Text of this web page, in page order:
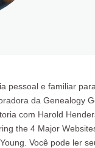
pessoal e familiar
da Genealogy
com Harold
the 4 Major
Você pode ler